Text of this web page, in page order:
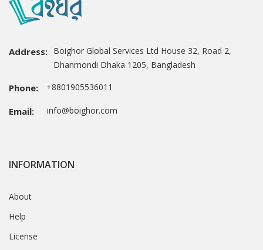
Address: Boighor Global Services Ltd House 32, Road 2,
Dhanmondi Dhaka 1205, Bangladesh
Phone: +8801905536011
Email: info@boighor.com
INFORMATION
About
Help
License